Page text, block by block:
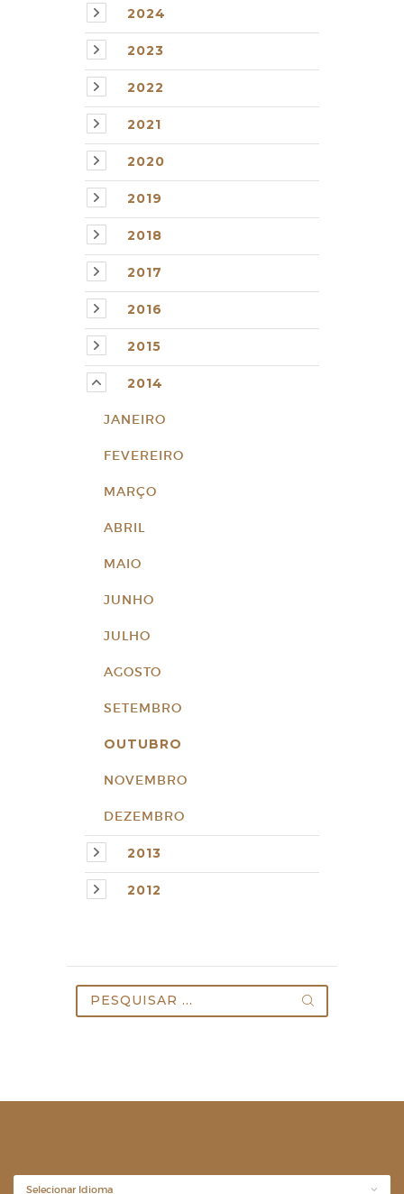
2024
2023
2022
2021
2020
2019
2018
2017
2016
2015
2014
JANEIRO
FEVEREIRO
MARÇO
ABRIL
MAIO
JUNHO
JULHO
AGOSTO
SETEMBRO
OUTUBRO
NOVEMBRO
DEZEMBRO
2013
2012
Pesquisar